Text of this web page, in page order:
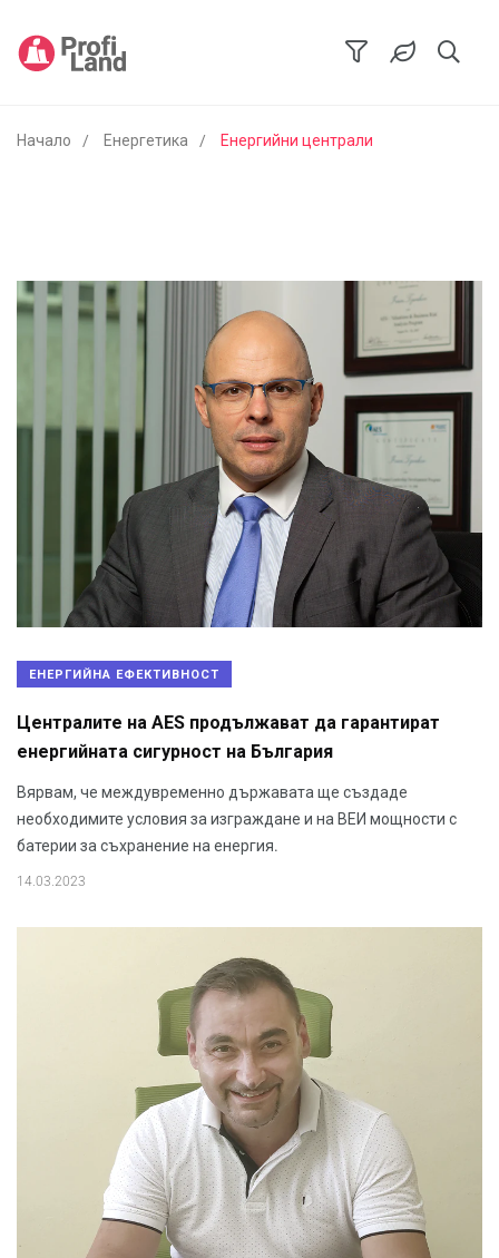
Начало Енергетика Енергийни централи
ЕНЕРГИЙНА ЕФЕКТИВНОСТ
Централите на AES продължават да гарантират
енергийната сигурност на България
Вярвам, че междувременно държавата ще създаде
необходимите условия за изграждане и на ВЕИ мощности с
батерии за съхранение на енергия.
14.03.2023